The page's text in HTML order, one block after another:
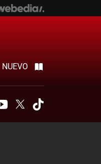
NUEVO
YoutubeTwitter